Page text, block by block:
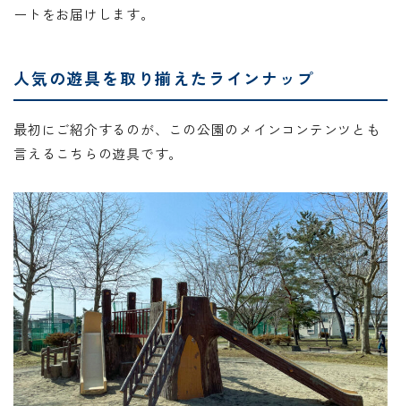
ートをお届けします。
人気の遊具を取り揃えたラインナップ
最初にご紹介するのが、この公園のメインコンテンツとも
言えるこちらの遊具です。